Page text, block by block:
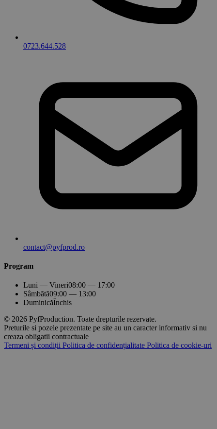
0723.644.528
contact@pyfprod.ro
Program
Luni — Vineri08:00 — 17:00
Sâmbătă09:00 — 13:00
DuminicăÎnchis
© 2026 PyfProduction. Toate drepturile rezervate.
Preturile si pozele prezentate pe site au un caracter informativ si nu
creaza obligatii contractuale
Termeni și condiții Politica de confidențialitate Politica de cookie-uri